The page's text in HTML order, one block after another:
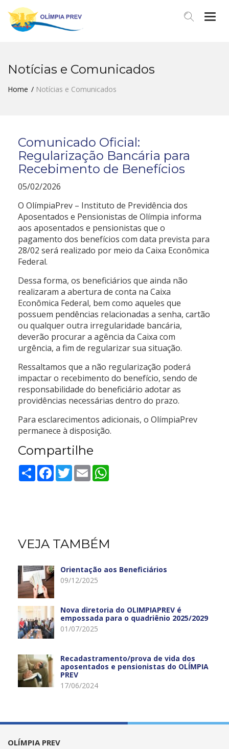
Notícias e Comunicados
Home Notícias e Comunicados
Comunicado Oficial:
Regularização Bancária para
Recebimento de Benefícios
05/02/2026
O OlímpiaPrev – Instituto de Previdência dos
Aposentados e Pensionistas de Olímpia informa
aos aposentados e pensionistas que o
pagamento dos benefícios com data prevista para
28/02 será realizado por meio da Caixa Econômica
Federal.
Dessa forma, os beneficiários que ainda não
realizaram a abertura de conta na Caixa
Econômica Federal, bem como aqueles que
possuem pendências relacionadas a senha, cartão
ou qualquer outra irregularidade bancária,
deverão procurar a agência da Caixa com
urgência, a fim de regularizar sua situação.
Ressaltamos que a não regularização poderá
impactar o recebimento do benefício, sendo de
responsabilidade do beneficiário adotar as
providências necessárias dentro do prazo.
Para esclarecimentos adicionais, o OlímpiaPrev
permanece à disposição.
Compartilhe
ShareFacebook
TwitterEmail
VEJA TAMBÉM
Orientação aos Beneficiários
09/12/2025
Nova diretoria do OLIMPIAPREV é
empossada para o quadriênio 2025/2029
01/07/2025
Recadastramento/prova de vida dos
aposentados e pensionistas do OLÍMPIA
PREV
17/06/2024
OLÍMPIA PREV